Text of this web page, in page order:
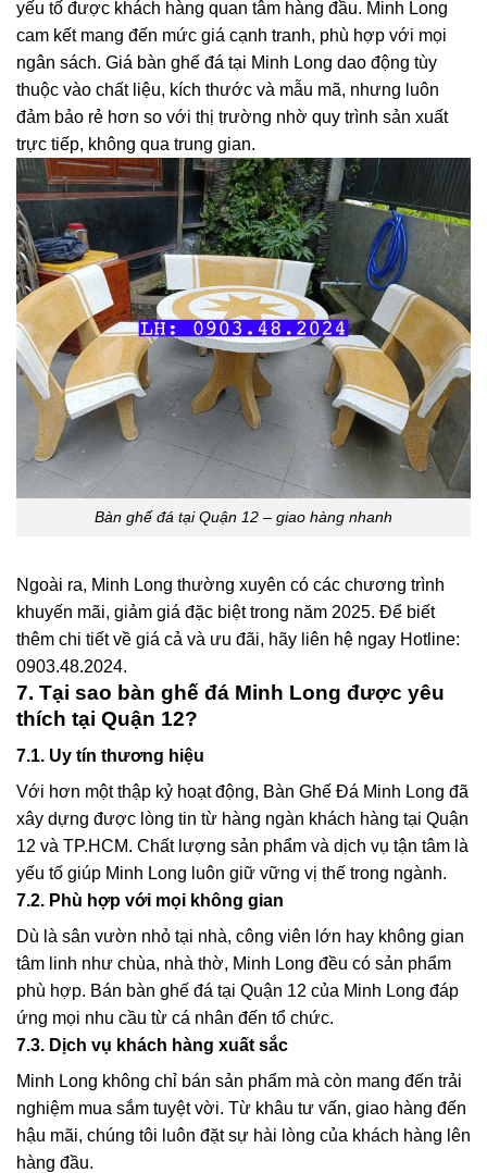
yếu tố được khách hàng quan tâm hàng đầu. Minh Long
cam kết mang đến mức giá cạnh tranh, phù hợp với mọi
ngân sách. Giá bàn ghế đá tại Minh Long dao động tùy
thuộc vào chất liệu, kích thước và mẫu mã, nhưng luôn
đảm bảo rẻ hơn so với thị trường nhờ quy trình sản xuất
trực tiếp, không qua trung gian.
Bàn ghế đá tại Quận 12 – giao hàng nhanh
Ngoài ra, Minh Long thường xuyên có các chương trình
khuyến mãi, giảm giá đặc biệt trong năm 2025. Để biết
thêm chi tiết về giá cả và ưu đãi, hãy liên hệ ngay Hotline:
0903.48.2024.
7. Tại sao bàn ghế đá Minh Long được yêu
thích tại Quận 12?
7.1. Uy tín thương hiệu
Với hơn một thập kỷ hoạt động, Bàn Ghế Đá Minh Long đã
xây dựng được lòng tin từ hàng ngàn khách hàng tại Quận
12 và TP.HCM. Chất lượng sản phẩm và dịch vụ tận tâm là
yếu tố giúp Minh Long luôn giữ vững vị thế trong ngành.
7.2. Phù hợp với mọi không gian
Dù là sân vườn nhỏ tại nhà, công viên lớn hay không gian
tâm linh như chùa, nhà thờ, Minh Long đều có sản phẩm
phù hợp. Bán bàn ghế đá tại Quận 12 của Minh Long đáp
ứng mọi nhu cầu từ cá nhân đến tổ chức.
7.3. Dịch vụ khách hàng xuất sắc
Minh Long không chỉ bán sản phẩm mà còn mang đến trải
nghiệm mua sắm tuyệt vời. Từ khâu tư vấn, giao hàng đến
hậu mãi, chúng tôi luôn đặt sự hài lòng của khách hàng lên
hàng đầu.